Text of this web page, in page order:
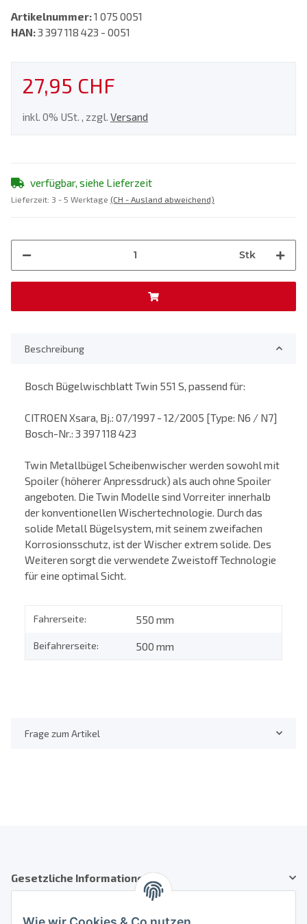
Artikelnummer:1 075 0051
HAN:3 397 118 423 - 0051
27,95 CHF
inkl. 0% USt. , zzgl. Versand
verfügbar, siehe Lieferzeit
Lieferzeit: 3 - 5 Werktage (CH - Ausland abweichend)
Stk
Beschreibung
Bosch Bügelwischblatt Twin 551 S, passend für:
CITROEN Xsara, Bj.: 07/1997 - 12/2005 [Type: N6 / N7]
Bosch-Nr.: 3 397 118 423
Twin Metallbügel Scheibenwischer werden sowohl mit
Spoiler (höherer Anpressdruck) als auch ohne Spoiler
angeboten. Die Twin Modelle sind Vorreiter innerhalb
der konventionellen Wischertechnologie. Durch das
solide Metall Bügelsystem, mit seinem zweifachen
Korrosionsschutz, ist der Wischer extrem solide. Des
Weiteren sorgt die verwendete Zweistoff Technologie
für eine optimal Sicht.
Fahrerseite: 550 mm
Beifahrerseite: 500 mm
Frage zum Artikel
Gesetzliche Informationen